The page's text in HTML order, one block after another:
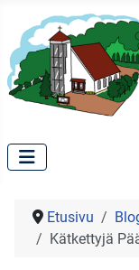
Etusivu
Kätkettyjä